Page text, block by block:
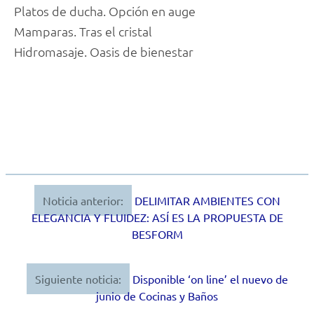
Platos de ducha. Opción en auge
Mamparas. Tras el cristal
Hidromasaje. Oasis de bienestar
Navegación
Noticia anterior:
DELIMITAR AMBIENTES CON
ELEGANCIA Y FLUIDEZ: ASÍ ES LA PROPUESTA DE
BESFORM
Siguiente noticia:
Disponible ‘on line’ el nuevo de
junio de Cocinas y Baños